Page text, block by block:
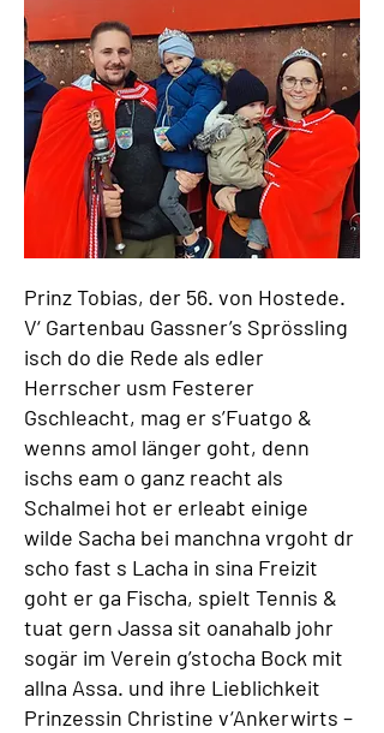
Prinz Tobias, der 56. von Hostede.
V‘ Gartenbau Gassner’s Sprössling
isch do die Rede als edler
Herrscher usm Festerer
Gschleacht, mag er s’Fuatgo &
wenns amol länger goht, denn
ischs eam o ganz reacht als
Schalmei hot er erleabt einige
wilde Sacha bei manchna vrgoht dr
scho fast s Lacha in sina Freizit
goht er ga Fischa, spielt Tennis &
tuat gern Jassa sit oanahalb johr
sogär im Verein g’stocha Bock mit
allna Assa. und ihre Lieblichkeit
Prinzessin Christine v‘Ankerwirts –